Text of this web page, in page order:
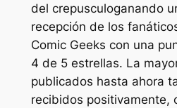
del crepusculoganando
recepción de los
Comic Geeks con una
4 de 5 estrellas. La
publicados hasta ahora
recibidos positivamente,